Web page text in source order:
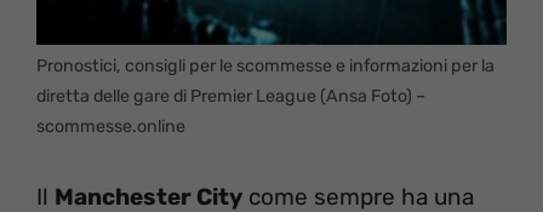
Pronostici, consigli per le scommesse e informazioni per la
diretta delle gare di Premier League (Ansa Foto) –
scommesse.online
Il Manchester City come sempre ha una